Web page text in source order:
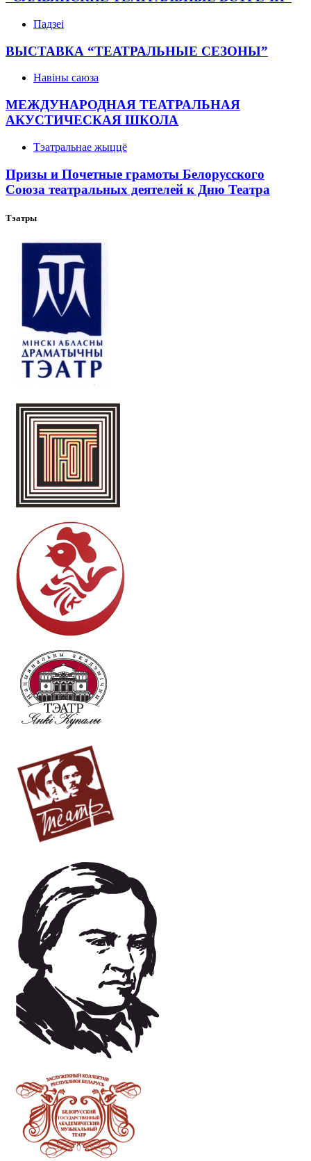
Падзеі
ВЫСТАВКА “ТЕАТРАЛЬНЫЕ СЕЗОНЫ”
Навіны саюза
МЕЖДУНАРОДНАЯ ТЕАТРАЛЬНАЯ
АКУСТИЧЕСКАЯ ШКОЛА
Тэатральнае жыццё
Призы и Почетные грамоты Белорусского
Союза театральных деятелей к Дню Театра
Тэатры